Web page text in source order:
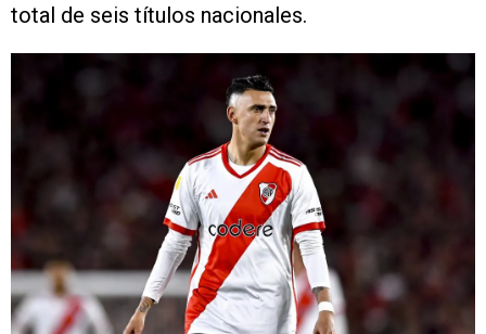
total de seis títulos nacionales.